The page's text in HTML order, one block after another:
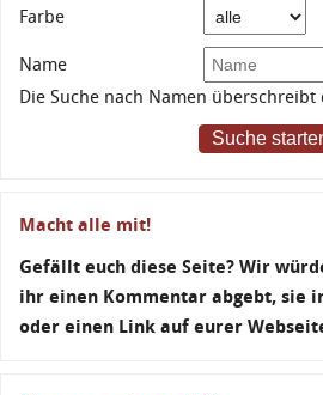
Farbe
Name
Die Suche nach Namen überschreibt
Suche
Macht alle mit!
Gefällt euch diese Seite? Wir
ihr einen Kommentar abgebt, sie
oder einen Link auf eurer